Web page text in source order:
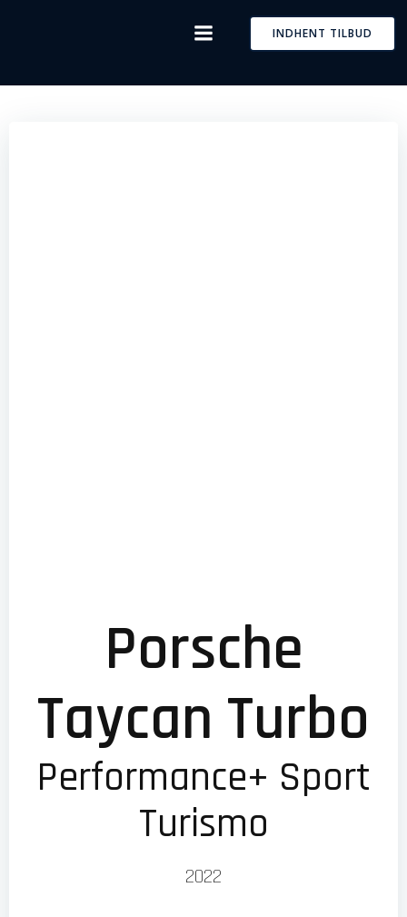
to
INDHENT TILBUD
Porsche
Taycan Turbo
Performance+ Sport
Turismo
2022